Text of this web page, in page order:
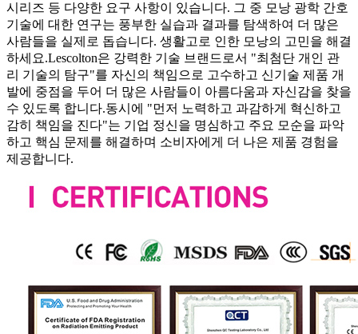
시리즈 등 다양한 요구 사항이 있습니다. 그 중 모낭 광학 간호
기술에 대한 연구는 풍부한 실습과 결과를 탐색하여 더 많은
사람들을 실제로 돕습니다. 생활고로 인한 모낭의 고민을 해결
하세요.Lescolton은 강력한 기술 브랜드로서 "최첨단 개인 관
리 기술의 탐구"를 자신의 책임으로 고수하고 신기술 제품 개
발에 중점을 두어 더 많은 사람들이 아름다움과 자신감을 찾을
수 있도록 합니다.동시에 "먼저 노력하고 과감하게 혁신하고
감히 책임을 진다"는 기업 정신을 명심하고 주요 모순을 파악
하고 핵심 문제를 해결하며 소비자에게 더 나은 제품 경험을
제공합니다.